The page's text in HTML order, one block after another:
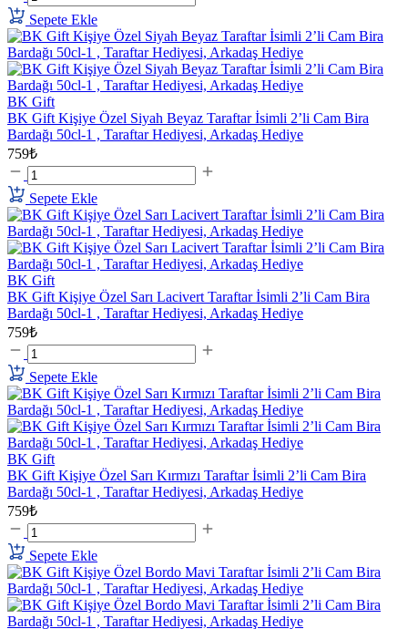
Sepete Ekle
BK Gift
BK Gift Kişiye Özel Siyah Beyaz Taraftar İsimli 2’li Cam Bira
Bardağı 50cl-1 , Taraftar Hediyesi, Arkadaş Hediye
759₺
Sepete Ekle
BK Gift
BK Gift Kişiye Özel Sarı Lacivert Taraftar İsimli 2’li Cam Bira
Bardağı 50cl-1 , Taraftar Hediyesi, Arkadaş Hediye
759₺
Sepete Ekle
BK Gift
BK Gift Kişiye Özel Sarı Kırmızı Taraftar İsimli 2’li Cam Bira
Bardağı 50cl-1 , Taraftar Hediyesi, Arkadaş Hediye
759₺
Sepete Ekle